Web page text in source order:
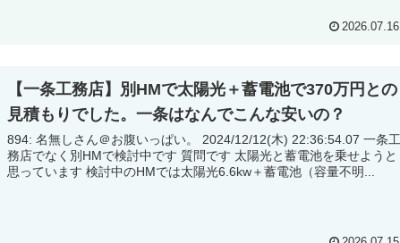
2026.07.16
【一条工務店】別HMで太陽光＋蓄電池で370万円との
見積もりでした。一条はなんでこんな安いの？
894: 名無しさん＠お腹いっぱい。 2024/12/12(木) 22:36:54.07 一条工
務店でなく別HMで検討中です 質問です 太陽光と蓄電池を乗せようと
思っています 検討中のHMでは太陽光6.6kw＋蓄電池（容量不明...